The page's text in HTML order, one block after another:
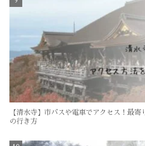
【清水寺】市バスや電車でアクセス！最寄
の行き方